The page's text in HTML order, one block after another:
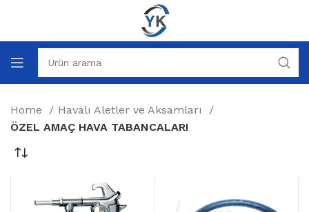
Home
Havalı Aletler ve Aksamları
ÖZEL AMAÇ HAVA TABANCALARI